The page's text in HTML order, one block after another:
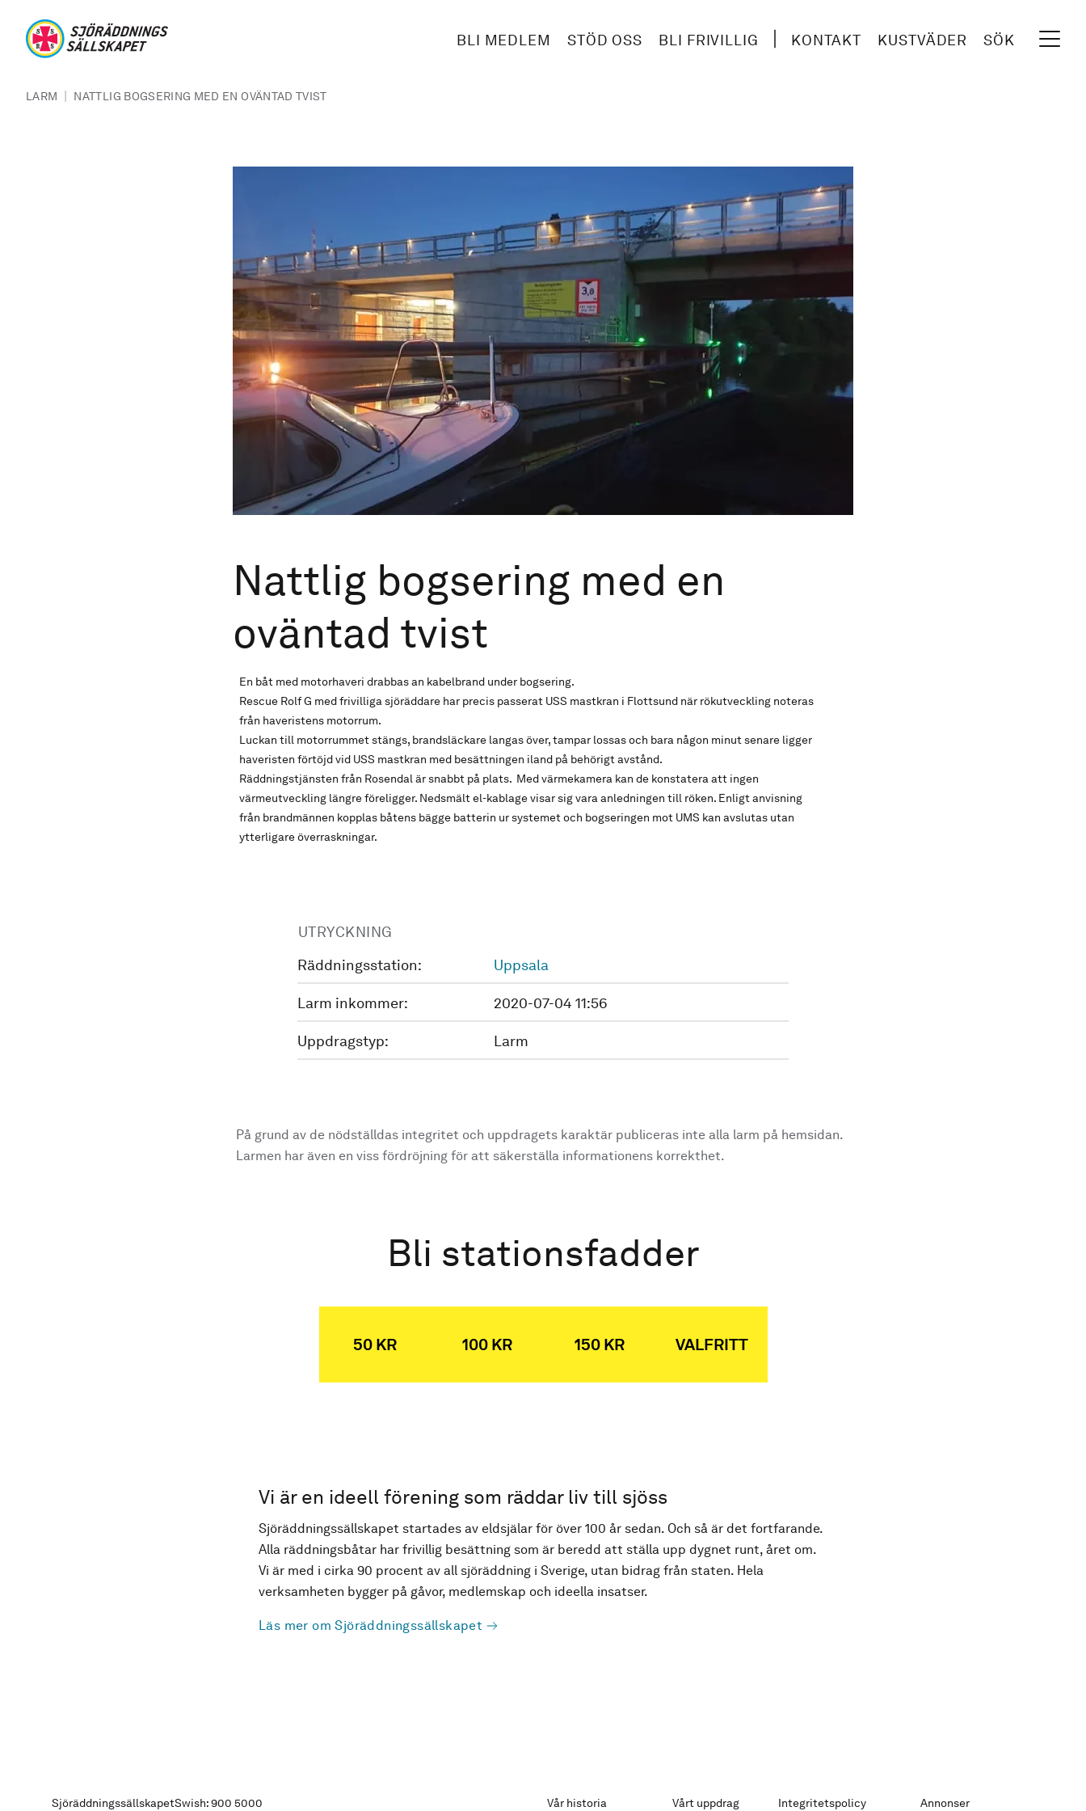
BLI MEDLEM STÖD OSS BLI FRIVILLIG KONTAKT KUSTVÄDER SÖK
LARM | NATTLIG BOGSERING MED EN OVÄNTAD TVIST
Nattlig bogsering med en
oväntad tvist
En båt med motorhaveri drabbas an kabelbrand under bogsering.
Rescue Rolf G med frivilliga sjöräddare har precis passerat USS mastkran i Flottsund när rökutveckling noteras
från haveristens motorrum.
Luckan till motorrummet stängs, brandsläckare langas över, tampar lossas och bara någon minut senare ligger
haveristen förtöjd vid USS mastkran med besättningen iland på behörigt avstånd.
Räddningstjänsten från Rosendal är snabbt på plats. Med värmekamera kan de konstatera att ingen
värmeutveckling längre föreligger. Nedsmält el-kablage visar sig vara anledningen till röken. Enligt anvisning
från brandmännen kopplas båtens bägge batterin ur systemet och bogseringen mot UMS kan avslutas utan
ytterligare överraskningar.
UTRYCKNING
Räddningsstation:
Uppsala
Larm inkommer: 2020-07-04 11:56
Uppdragstyp: Larm
På grund av de nödställdas integritet och uppdragets karaktär publiceras inte alla larm på hemsidan.
Larmen har även en viss fördröjning för att säkerställa informationens korrekthet.
Bli stationsfadder
50 KR 100 KR 150 KR VALFRITT
Vi är en ideell förening som räddar liv till sjöss
Sjöräddningssällskapet startades av eldsjälar för över 100 år sedan. Och så är det fortfarande.
Alla räddningsbåtar har frivillig besättning som är beredd att ställa upp dygnet runt, året om.
Vi är med i cirka 90 procent av all sjöräddning i Sverige, utan bidrag från staten. Hela
verksamheten bygger på gåvor, medlemskap och ideella insatser.
Läs mer om Sjöräddningssällskapet
SjöräddningssällskapetSwish: 900 5000 Vår historia Vårt uppdrag Integritetspolicy Annonser